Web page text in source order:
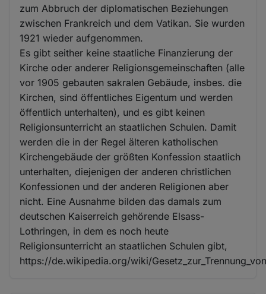
zum Abbruch der diplomatischen Beziehungen
zwischen Frankreich und dem Vatikan. Sie wurden
1921 wieder aufgenommen.
Es gibt seither keine staatliche Finanzierung der
Kirche oder anderer Religionsgemeinschaften (alle
vor 1905 gebauten sakralen Gebäude, insbes. die
Kirchen, sind öffentliches Eigentum und werden
öffentlich unterhalten), und es gibt keinen
Religionsunterricht an staatlichen Schulen. Damit
werden die in der Regel älteren katholischen
Kirchengebäude der größten Konfession staatlich
unterhalten, diejenigen der anderen christlichen
Konfessionen und der anderen Religionen aber
nicht. Eine Ausnahme bilden das damals zum
deutschen Kaiserreich gehörende Elsass-
Lothringen, in dem es noch heute
Religionsunterricht an staatlichen Schulen gibt,
https://de.wikipedia.org/wiki/